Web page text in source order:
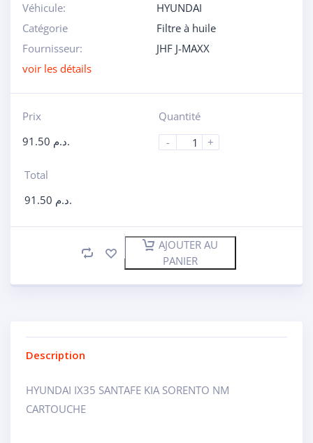
Véhicule:
HYUNDAI
Catégorie
Filtre à huile
Fournisseur:
JHF J-MAXX
voir les détails
Prix
91.50
د.م.
Quantité
-
+
Total
91.50
د.م.
AJOUTER AU
PANIER
Description
HYUNDAI IX35 SANTAFE KIA SORENTO NM
CARTOUCHE